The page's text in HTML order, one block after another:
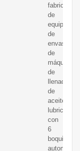
fabricante
de
equipos
de
envasado
de
máquinas
de
llenado
de
aceite
lubricante
con
6
boquillas